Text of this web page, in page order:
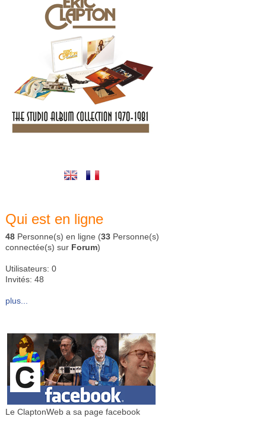
Qui est en ligne
48 Personne(s) en ligne (33 Personne(s)
connectée(s) sur Forum)
Utilisateurs: 0
Invités: 48
plus...
Le ClaptonWeb a sa page facebook